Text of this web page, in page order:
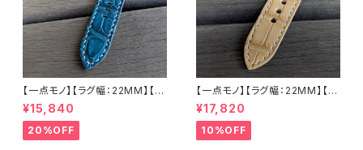
【一点モノ】【ラグ幅：22MM】【手
縫い】【ストレート型】【2P-ALE
M22o-1】アリゲーター 腹ワニ
エメラルド 国産なめしの本革 下
地 オイル ヌメ革 ハンドメイド
¥15,840
20%OFF
【一点モノ】【ラグ幅：22MM】【ス
トレート型】【2P-ALWHEAT22
-1】アリゲーター 腹ワニ テイル
ウィート/ベージュ 国産なめしの
本革 下地 ヌメ革ナチュラル ハ
¥17,820
10%OFF